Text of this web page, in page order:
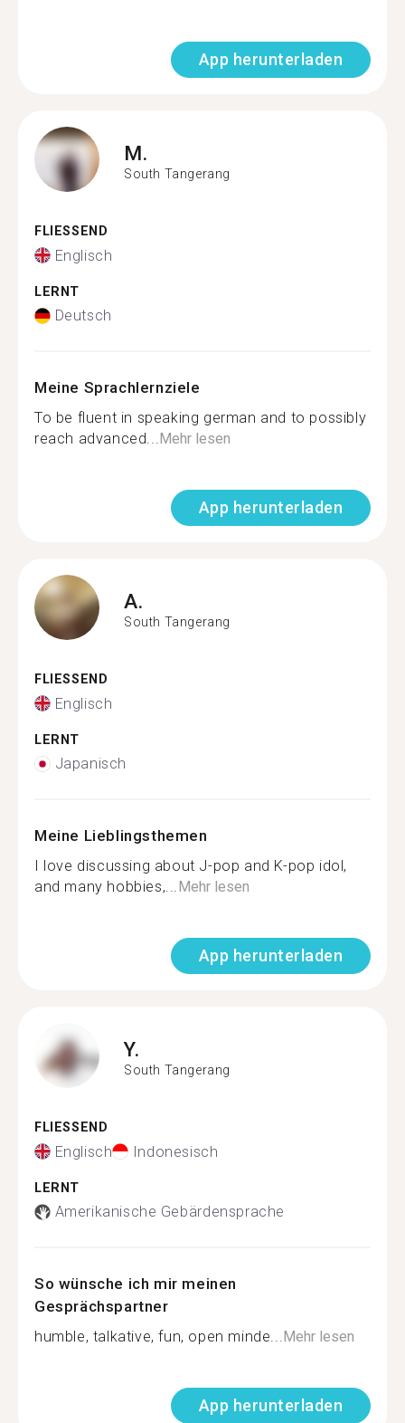
App herunterladen
M.
South Tangerang
FLIESSEND
Englisch
LERNT
Deutsch
Meine Sprachlernziele
To be fluent in speaking german and to possibly
reach advanced...Mehr lesen
App herunterladen
A.
South Tangerang
FLIESSEND
Englisch
LERNT
Japanisch
Meine Lieblingsthemen
I love discussing about J-pop and K-pop idol,
and many hobbies,...Mehr lesen
App herunterladen
Y.
South Tangerang
FLIESSEND
Englisch Indonesisch
LERNT
Amerikanische Gebärdensprache
So wünsche ich mir meinen
Gesprächspartner
humble, talkative, fun, open minde...Mehr lesen
App herunterladen